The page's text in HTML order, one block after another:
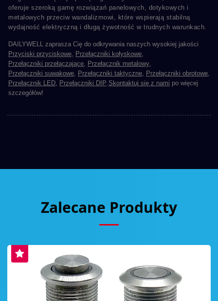
oferuje szeroką gamę rozwiązań panelowych, dotykowych i
metalowych przeciw wandalizmowi, które wspierają stabilną
wydajność elektryczną i długą żywotność w trudnych warunkach.
DAILYWELL zaprasza Cię do odkrywania naszych wysokiej jakości
Przyciski przyciskowe, Przełączniki kołyskowe,
Przełączniki przełączające, Przełącznik metalowy,
Przełączniki suwakowe, Przełączniki taktyczne, Przełączniki obrotowe,
Przełącznik LED, Przełączniki DIP.Skontaktuj się z nami po więcej
szczegółów!
Zalecane Produkty